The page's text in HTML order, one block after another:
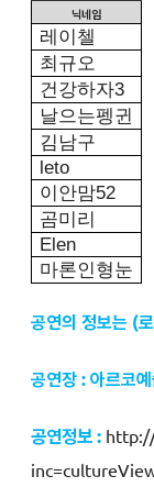
닉네임
레이첼
최규오
건강하자3
날으는펭귄
김남구
leto
이안맘52
곰미리
Elen
마론인형눈
공연의 정보는 (
공연장 : 아르코
공연정보 :